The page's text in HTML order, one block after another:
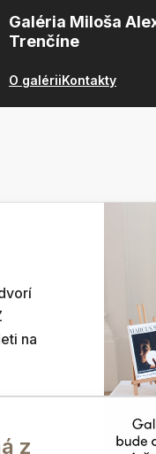
Galéria Miloša
Trenčíne
O galériiKontakty
na
z